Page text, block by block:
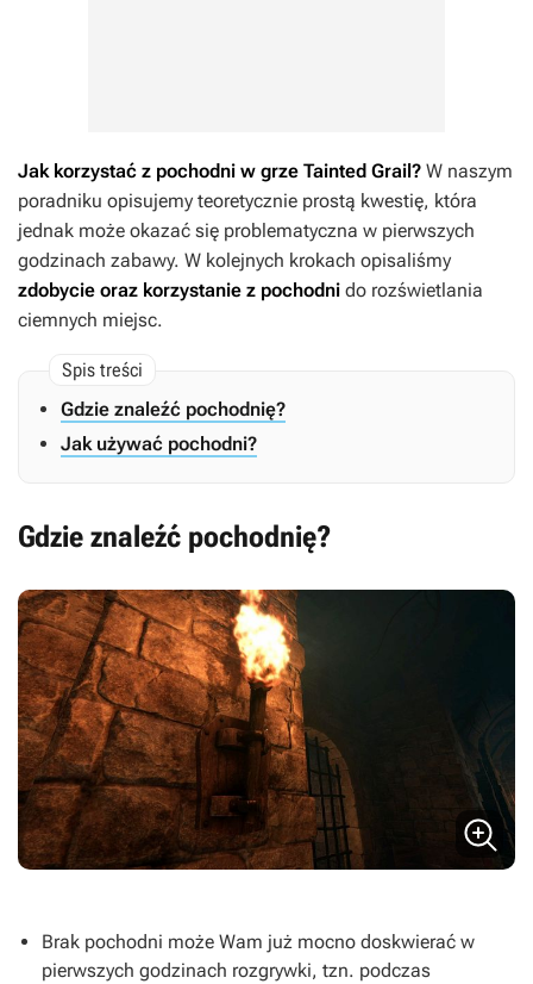
Jak korzystać z pochodni w grze Tainted Grail? W naszym
poradniku opisujemy teoretycznie prostą kwestię, która
jednak może okazać się problematyczna w pierwszych
godzinach zabawy. W kolejnych krokach opisaliśmy
zdobycie oraz korzystanie z pochodni do rozświetlania
ciemnych miejsc.
Gdzie znaleźć pochodnię?
Jak używać pochodni?
Gdzie znaleźć pochodnię?
Brak pochodni może Wam już mocno doskwierać w
pierwszych godzinach rozgrywki, tzn. podczas